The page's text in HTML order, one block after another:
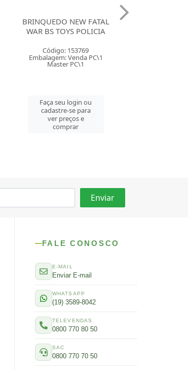
BRINQUEDO NEW FATAL
WAR BS TOYS POLICIA
Código: 153769
Embalagem: Venda PC\1
Master PC\1
Faça seu login ou
cadastre-se para
ver preços e
comprar
FALE CONOSCO
E-MAIL
Enviar E-mail
WHATSAPP
(19) 3589-8042
TELEVENDAS
0800 770 80 50
SAC
0800 770 70 50